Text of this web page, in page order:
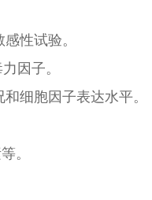
性试验。
因子。
细胞因子表达水平。
。